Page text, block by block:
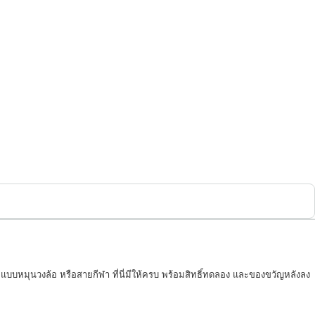
บหมุนวงล้อ หรือสายกีฬา ที่นี่มีให้ครบ พร้อมสิทธิ์ทดลอง และของขวัญหลังลง